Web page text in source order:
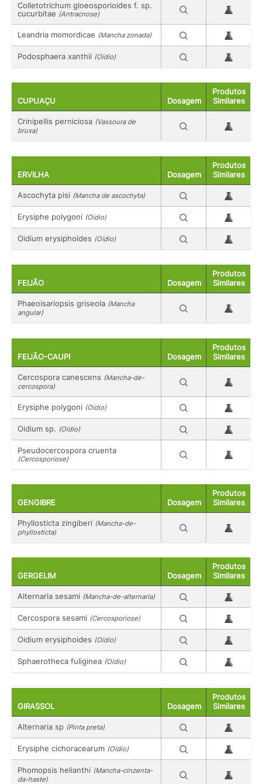
Colletotrichum gloeosporioides f. sp.
cucurbitae (Antracnose)
Leandria momordicae (Mancha zonada)
Podosphaera xanthii (Oídio)
CUPUAÇU Dosagem
Produtos
Similares
Crinipellis perniciosa (Vassoura de
bruxa)
ERVILHA Dosagem
Produtos
Similares
Ascochyta pisi (Mancha de ascochyta)
Erysiphe polygoni (Oídio)
Oidium erysiphoides (Oídio)
FEIJÃO Dosagem
Produtos
Similares
Phaeoisariopsis griseola (Mancha
angular)
FEIJÃO-CAUPI Dosagem
Produtos
Similares
Cercospora canescens (Mancha-de-
cercospora)
Erysiphe polygoni (Oídio)
Oidium sp. (Oídio)
Pseudocercospora cruenta
(Cercosporiose)
GENGIBRE Dosagem
Produtos
Similares
Phyllosticta zingiberi (Mancha-de-
phyllosticta)
GERGELIM Dosagem
Produtos
Similares
Alternaria sesami (Mancha-de-alternaria)
Cercospora sesami (Cercosporiose)
Oidium erysiphoides (Oídio)
Sphaerotheca fuliginea (Oídio)
GIRASSOL Dosagem
Produtos
Similares
Alternaria sp (Pinta preta)
Erysiphe cichoracearum (Oídio)
Phomopsis helianthi (Mancha-cinzenta-
da-haste)